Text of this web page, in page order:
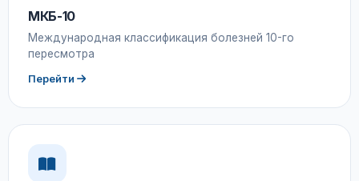
МКБ-10
Международная классификация болезней 10-го
пересмотра
Перейти